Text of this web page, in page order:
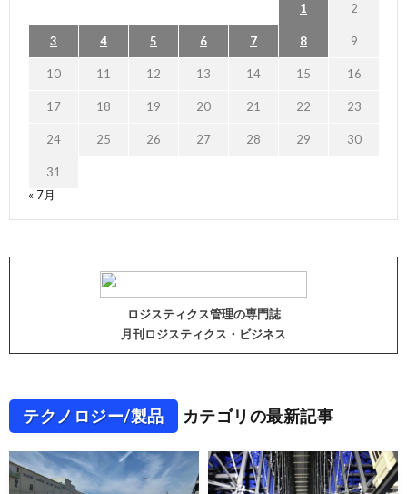
1 2
3 4 5 6 7 8 9
10 11 12 13 14 15 16
17 18 19 20 21 22 23
24 25 26 27 28 29 30
31
« 7月
ロジスティクス管理の専門誌
月刊ロジスティクス・ビジネス
テクノロジー/製品 カテゴリの最新記事